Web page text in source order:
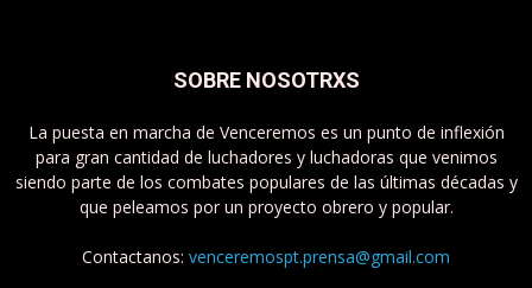
SOBRE NOSOTRXS
La puesta en marcha de Venceremos es un punto de inflexión
para gran cantidad de luchadores y luchadoras que venimos
siendo parte de los combates populares de las últimas décadas y
que peleamos por un proyecto obrero y popular.
Contactanos: venceremospt.prensa@gmail.com